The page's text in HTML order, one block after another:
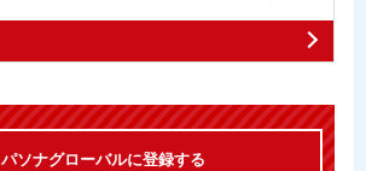
パソナグローバルに登録する